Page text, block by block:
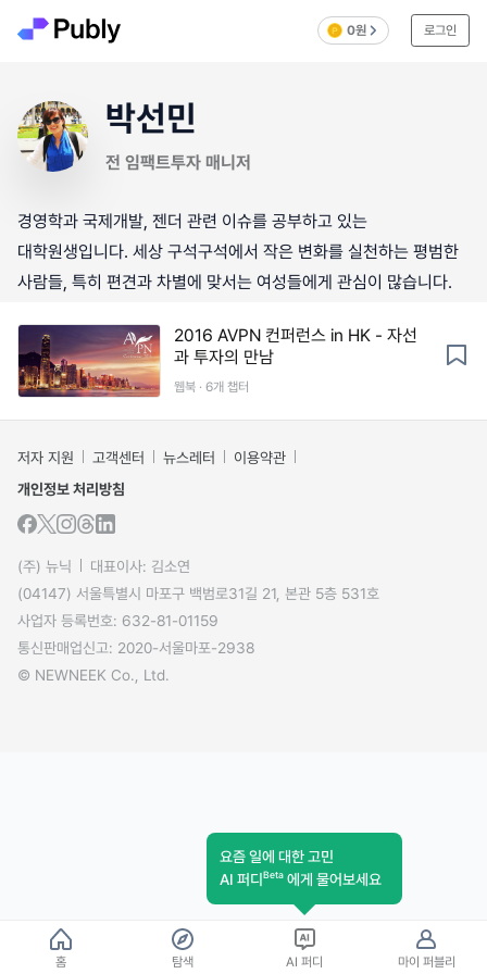
0원 로그인
박선민
전 임팩트투자 매니저
경영학과 국제개발, 젠더 관련 이슈를 공부하고 있는
대학원생입니다. 세상 구석구석에서 작은 변화를 실천하는 평범한
사람들, 특히 편견과 차별에 맞서는 여성들에게 관심이 많습니다.
2016 AVPN 컨퍼런스 in HK - 자선
과 투자의 만남
웹북 · 6개 챕터
저자 지원 고객센터 뉴스레터
이용약관
개인정보 처리방침
(주) 뉴닉
대표이사: 김소연
(04147) 서울특별시 마포구 백범로31길 21, 본관 5층 531호
사업자 등록번호: 632-81-01159
통신판매업신고: 2020-서울마포-2938
© NEWNEEK Co., Ltd.
홈 탐색
요즘 일에 대한 고민
AI 퍼디Beta 에게 물어보세요
AI 퍼디 마이 퍼블리